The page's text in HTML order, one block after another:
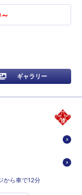
ギャラリー
から車で12分